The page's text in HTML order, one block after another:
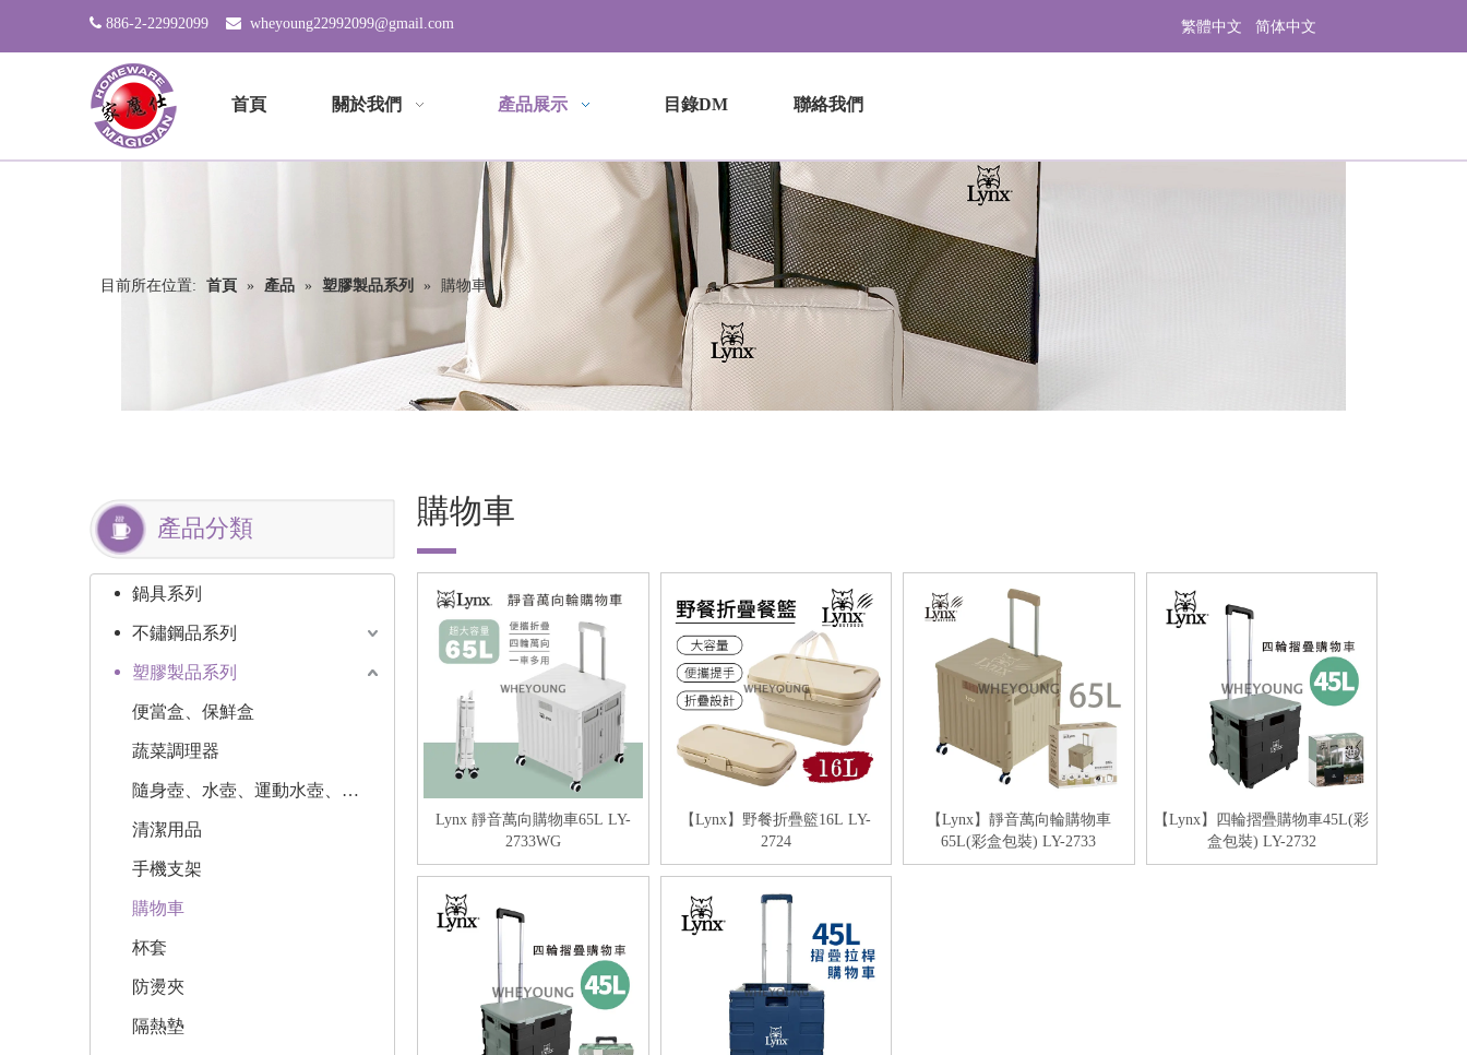
 886-2-22992099  wheyoung22992099@gmail.com 繁體中文 简体中文
首頁 關於我們 產品展示 目錄DM 聯絡我們
目前所在位置: 首頁 » 產品 » 塑膠製品系列 » 購物車
產品分類
鍋具系列
不鏽鋼品系列
塑膠製品系列
便當盒、保鮮盒
蔬菜調理器
隨身壺、水壺、運動水壺、水瓶
清潔用品
手機支架
購物車
杯套
防燙夾
隔熱墊
購物車
Lynx 靜音萬向購物車65L LY-
2733WG
【Lynx】野餐折疊籃16L LY-
2724
【Lynx】靜音萬向輪購物車
65L(彩盒包裝) LY-2733
【Lynx】四輪摺疊購物車45L(彩
盒包裝) LY-2732